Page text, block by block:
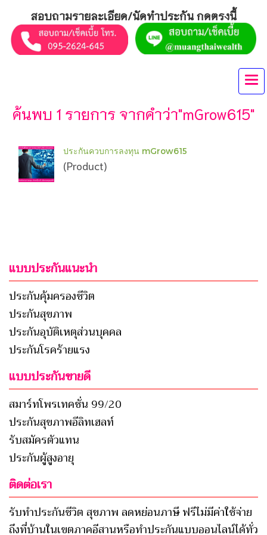
สอบถามรายละเอียด/นัดทำประกัน กดตรงนี้
ค้นพบ 1 รายการ จากคำว่า"mGrow615"
ประกันควบการลงทุน mGrow615
(Product)
แบบประกันแนะนำ
ประกันคุ้มครองชีวิต
ประกันสุขภาพ
ประกันอุบัติเหตุส่วนบุคคล
ประกันโรคร้ายแรง
แบบประกันขายดี
สมาร์ทโพรเทคชั่น 99/20
ประกันสุขภาพอีลิทเฮลท์
รับสมัครตัวแทน
ประกันผู้สูงอายุ
ติดต่อเรา
รับทำประกันชีวิต สุขภาพ ลดหย่อนภาษี ฟรีไม่มีค่าใช้จ่าย
ถึงที่บ้านในเขตภาคอีสานหรือทำประกันแบบออนไลน์ได้ทั่ว